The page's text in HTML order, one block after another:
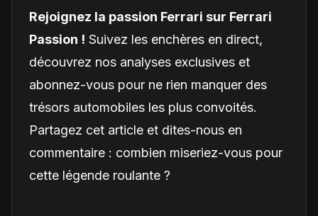
Rejoignez la passion Ferrari sur Ferrari
Passion ! Suivez les enchères en direct,
découvrez nos analyses exclusives et
abonnez-vous pour ne rien manquer des
trésors automobiles les plus convoités.
Partagez cet article et dites-nous en
commentaire : combien miseriez-vous pour
cette légende roulante ?